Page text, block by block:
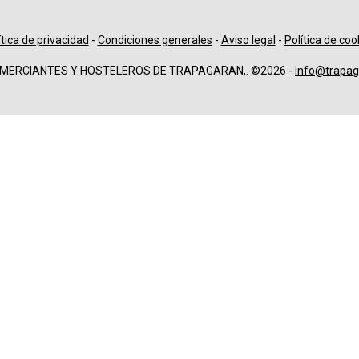
de privacidad - Condiciones generales - Aviso legal - Política de
Y HOSTELEROS DE TRAPAGARAN,. ©2026 -